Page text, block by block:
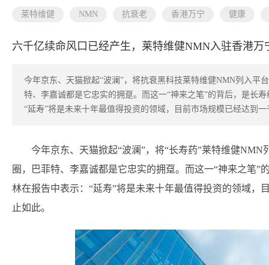
莱特维健 NMN 抗衰老 香港万宁 健康
六千亿续命风口已经产生，莱特维健NMN入驻香港万
今年京东、天猫掀起“波澜”，将抗衰黑科技莱特维健NMN列入平
特、李嘉诚都是它忠实的拥趸。而这一“神来之笔”的背后，是长
“延寿”将是未来十年最值得投资的领域，目前市场规模已经达到
今年京东、天猫掀起“波澜”，将“长寿药”莱特维健
圈，巴菲特、李嘉诚都是它忠实的拥趸。而这一“神来之笔
林在报告中表示：“延寿”将是未来十年最值得投资的领域，
止如此。